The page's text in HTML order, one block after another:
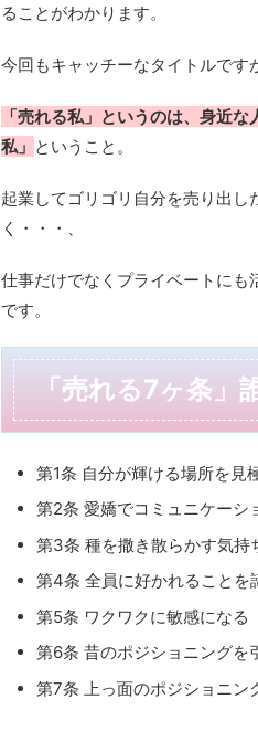
ることがわかります。
今回もキャッチーなタイトルです
「売れる私」というのは、身近
私」 ということ。
起業してゴリゴリ自分を売り出
く・・・、
仕事だけでなくプライベートに
です。
「売れる7ヶ条」
第1条 自分が輝ける場所を見
第2条 愛嬌でコミュニケーシ
第3条 種を撒き散らかす気持
第4条 全員に好かれることを
第5条 ワクワクに敏感になる
第6条 昔のポジショニングを
第7条 上っ面のポジショニン